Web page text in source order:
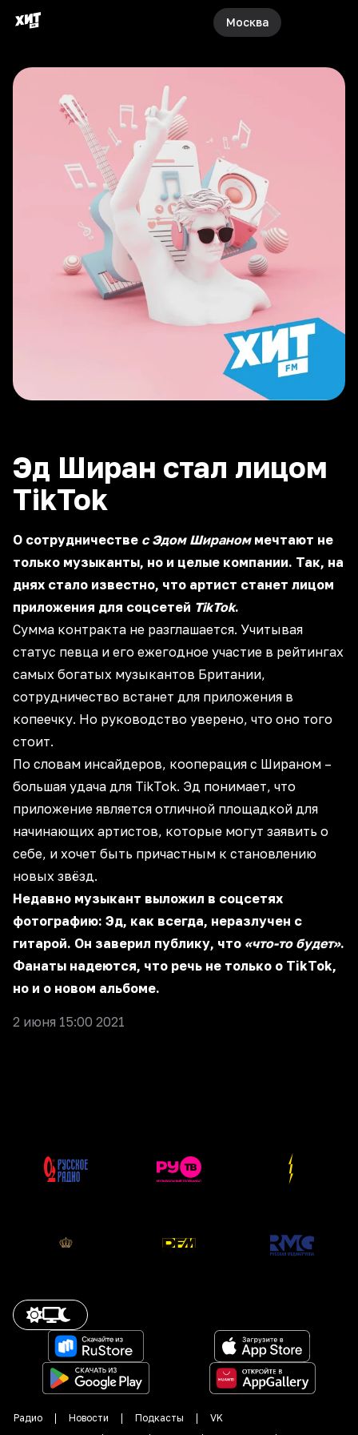
Москва
Эд Ширан стал лицом
TikTok
О сотрудничестве с Эдом Шираноммечтают не
только музыканты, но и целые компании. Так, на
днях стало известно, что артист станет лицом
приложения для соцсетей TikTok.
Сумма контракта не разглашается. Учитывая
статус певца и его ежегодное участие в рейтингах
самых богатых музыкантов Британии,
сотрудничество встанет для приложения в
копеечку. Но руководство уверено, что оно того
стоит.
По словам инсайдеров, кооперация с Шираном –
большая удача для TikTok. Эд понимает, что
приложение является отличной площадкой для
начинающих артистов, которые могут заявить о
себе, и хочет быть причастным к становлению
новых звёзд.
Недавно музыкант выложил в соцсетях
фотографию: Эд, как всегда, неразлучен с
гитарой. Он заверил публику, что «что-то будет».
Фанаты надеются, что речь не только о TikTok,
но и о новом альбоме.
2 июня 15:00 2021
Радио Новости Подкасты
VK